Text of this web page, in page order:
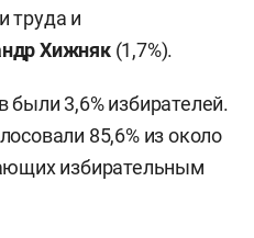
труда и
Хижняк(1,7%).
были 3,6% избирателей.
85,6% из около
избирательным